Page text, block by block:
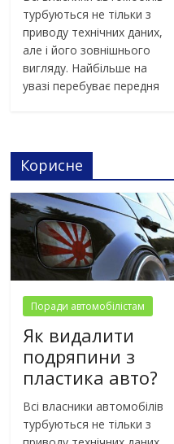
турбуються не тільки з
приводу технічних даних,
але і його зовнішнього
вигляду. Найбільше на
увазі перебуває передня
Корисне
Поради автомобілістам
Як видалити
подряпини з
пластика авто?
Всі власники автомобілів
турбуються не тільки з
приводу технічних даних,